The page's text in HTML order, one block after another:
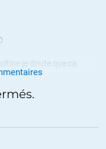
je doute que ca
en-euros-le-prix-du-